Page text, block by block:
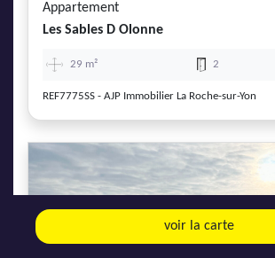
Appartement
Les Sables D Olonne
29 m² 2
REF7775SS - AJP Immobilier La Roche-sur-Yon
voir la carte